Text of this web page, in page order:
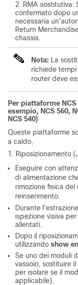
RMA sostitutiva:
confermato dopo
necessaria
Return
chassis.
Nota: La
richiede
router deve
Per piattaforme
esempio, NCS 560,
NCS 540)
Queste piattaforme
a caldo.
1. Riposizionamento
Eseguire con
di alimentazione
rimozione fisica del
reinserimento.
Durante
ispezione visiva
allentati.
Dopo il
utilizzando show
Se uno dei moduli
vassoio, sostituire
per isolare se il
applicabile).